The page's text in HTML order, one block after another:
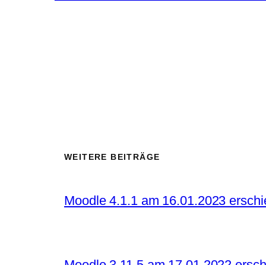
WEITERE BEITRÄGE
Moodle 4.1.1 am 16.01.2023